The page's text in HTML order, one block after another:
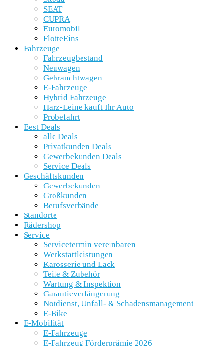
SEAT
CUPRA
Euromobil
FlotteEins
Fahrzeuge
Fahrzeugbestand
Neuwagen
Gebrauchtwagen
E-Fahrzeuge
Hybrid Fahrzeuge
Harz-Leine kauft Ihr Auto
Probefahrt
Best Deals
alle Deals
Privatkunden Deals
Gewerbekunden Deals
Service Deals
Geschäftskunden
Gewerbekunden
Großkunden
Berufsverbände
Standorte
Rädershop
Service
Servicetermin vereinbaren
Werkstattleistungen
Karosserie und Lack
Teile & Zubehör
Wartung & Inspektion
Garantieverlängerung
Notdienst, Unfall- & Schadensmanagement
E-Bike
E-Mobilität
E-Fahrzeuge
E-Fahrzeug Förderprämie 2026